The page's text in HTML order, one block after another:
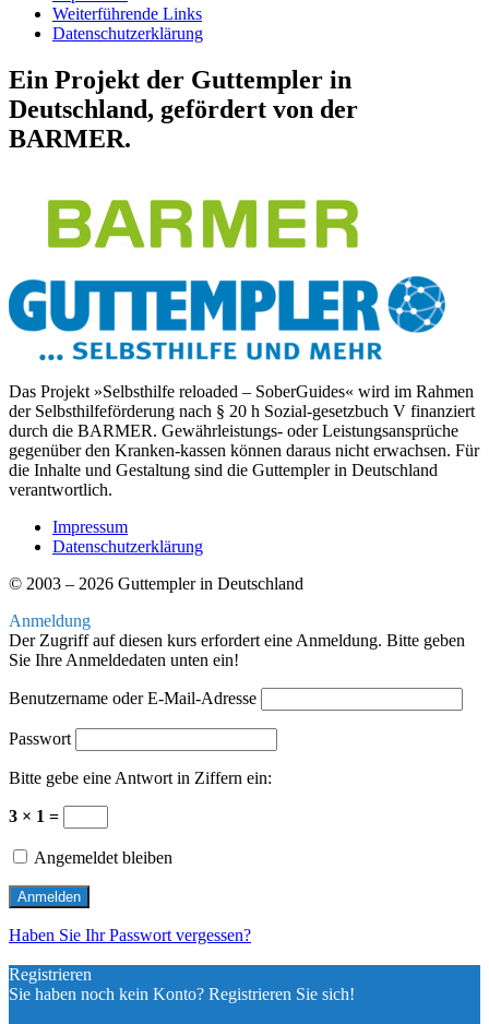
Weiterführende Links
Datenschutzerklärung
Ein Projekt der Guttempler in
Deutschland, gefördert von der
BARMER.
Das Projekt »Selbsthilfe reloaded – SoberGuides« wird im Rahmen
der Selbsthilfeförderung nach § 20 h Sozial-gesetzbuch V finanziert
durch die BARMER. Gewährleistungs- oder Leistungsansprüche
gegenüber den Kranken-kassen können daraus nicht erwachsen. Für
die Inhalte und Gestaltung sind die Guttempler in Deutschland
verantwortlich.
Impressum
Datenschutzerklärung
© 2003 – 2026 Guttempler in Deutschland
Anmeldung
Der Zugriff auf diesen kurs erfordert eine Anmeldung. Bitte geben
Sie Ihre Anmeldedaten unten ein!
Benutzername oder E-Mail-Adresse
Passwort
Bitte gebe eine Antwort in Ziffern ein:
3 × 1 =
Angemeldet bleiben
Haben Sie Ihr Passwort vergessen?
Registrieren
Sie haben noch kein Konto? Registrieren Sie sich!